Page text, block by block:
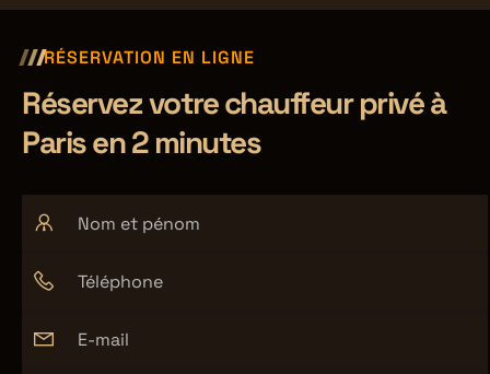
RÉSERVATION EN LIGNE
Réservez votre chauffeur privé à
Paris en 2 minutes